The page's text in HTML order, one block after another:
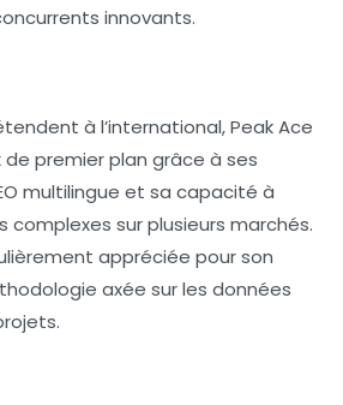
innovants.
à l’international,Peak Ace
premier plan grâce à ses
multilingue et sa capacité à
sur plusieurs marchés.
appréciée pour son
axée sur les données